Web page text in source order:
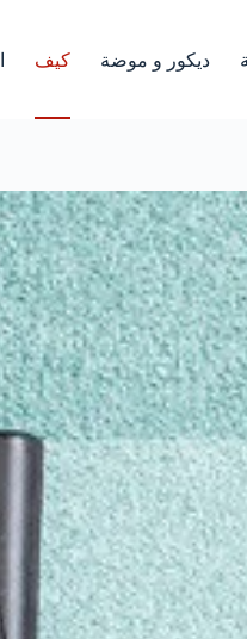
ديكور و موضة كيف